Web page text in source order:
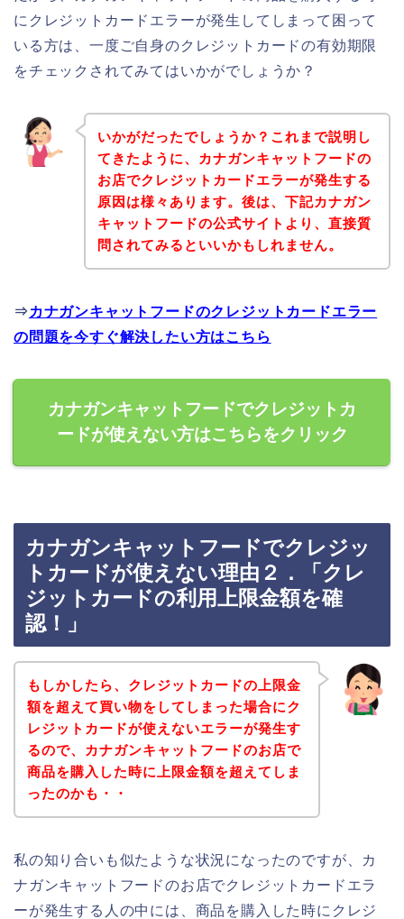
にクレジットカードエラーが発生してしまって困って
いる方は、一度ご自身のクレジットカードの有効期限
をチェックされてみてはいかがでしょうか？
いかがだったでしょうか？これまで説明し
てきたように、カナガンキャットフードの
お店でクレジットカードエラーが発生する
原因は様々あります。後は、下記カナガン
キャットフードの公式サイトより、直接質
問されてみるといいかもしれません。
⇒ カナガンキャットフードのクレジットカードエラー
の問題を今すぐ解決したい方はこちら
カナガンキャットフードでクレジットカ
ードが使えない方はこちらをクリック
カナガンキャットフードでクレジッ
トカードが使えない理由２．「クレ
ジットカードの利用上限金額を確
認！」
もしかしたら、クレジットカードの上限金
額を超えて買い物をしてしまった場合にク
レジットカードが使えないエラーが発生す
るので、カナガンキャットフードのお店で
商品を購入した時に上限金額を超えてしま
ったのかも・・
私の知り合いも似たような状況になったのですが、カ
ナガンキャットフードのお店でクレジットカードエラ
ーが発生する人の中には、商品を購入した時にクレジ